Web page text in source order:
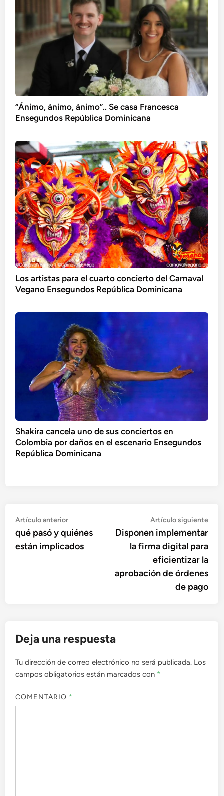
“Ánimo, ánimo, ánimo”.. Se casa Francesca
Ensegundos República Dominicana
Los artistas para el cuarto concierto del Carnaval
Vegano Ensegundos República Dominicana
Shakira cancela uno de sus conciertos en
Colombia por daños en el escenario Ensegundos
República Dominicana
Navegación
de
entradas
Artículo anteriorArtículo
anterior:
qué pasó y quiénes
están implicados
Artículo siguiente
Disponen implementar
la firma digital para
eficientizar la
aprobación de órdenes
de pago
Deja una respuesta
Tu dirección de correo electrónico no será publicada. Los
campos obligatorios están marcados con *
COMENTARIO *